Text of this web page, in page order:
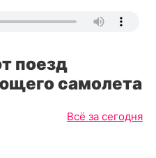
поезд
самолета
Всё за сегодня